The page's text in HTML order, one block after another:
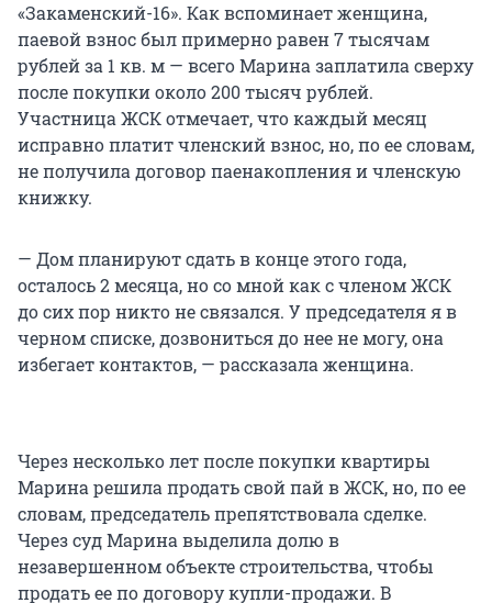
«Закаменский-16». Как вспоминает женщина,
паевой взнос был примерно равен 7 тысячам
рублей за 1 кв. м — всего Марина заплатила сверху
после покупки около 200 тысяч рублей.
Участница ЖСК отмечает, что каждый месяц
исправно платит членский взнос, но, по ее словам,
не получила договор паенакопления и членскую
книжку.
— Дом планируют сдать в конце этого года,
осталось 2 месяца, но со мной как с членом ЖСК
до сих пор никто не связался. У председателя я в
черном списке, дозвониться до нее не могу, она
избегает контактов, — рассказала женщина.
Через несколько лет после покупки квартиры
Марина решила продать свой пай в ЖСК, но, по ее
словам, председатель препятствовала сделке.
Через суд Марина выделила долю в
незавершенном объекте строительства, чтобы
продать ее по договору купли-продажи. В